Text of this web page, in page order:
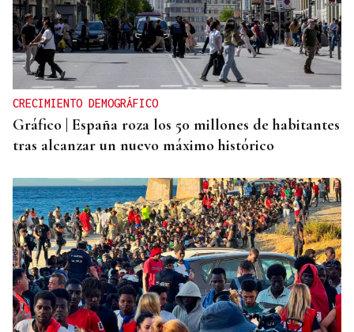
CRECIMIENTO DEMOGRÁFICO
Gráfico | España roza los 50 millones de habitantes
tras alcanzar un nuevo máximo histórico